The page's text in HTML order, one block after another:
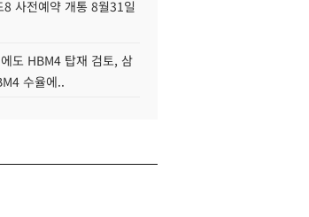
사전예약 개통 8월31일
도 HBM4 탑재 검토, 삼
수율에..